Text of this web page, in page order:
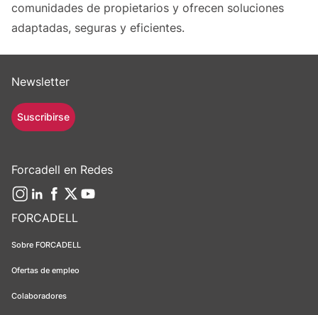
comunidades de propietarios y ofrecen soluciones
adaptadas, seguras y eficientes.
FORCADELL
Sobre FORCADELL
Ofertas de empleo
Colaboradores
Newsletter
Suscribirse
Forcadell en Redes